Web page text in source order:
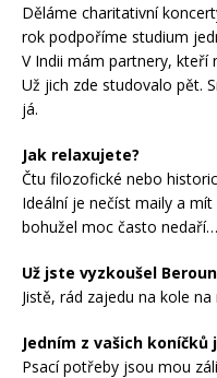
Děláme charitativní
rok podpoříme studium
V Indii mám partnery, kteří
Už jich zde studovalo pět.
já.
Jak relaxujete?
Čtu filozofické nebo
Ideální je nečíst maily a
bohužel moc často
Už jste vyzkoušel
Jistě, rád zajedu na kole
Jedním z vašich koníčků
Psací potřeby jsou mou